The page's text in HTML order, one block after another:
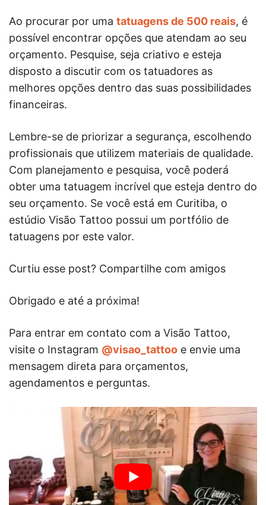
Ao procurar por uma tatuagens de 500 reais, é
possível encontrar opções que atendam ao seu
orçamento. Pesquise, seja criativo e esteja
disposto a discutir com os tatuadores as
melhores opções dentro das suas possibilidades
financeiras.
Lembre-se de priorizar a segurança, escolhendo
profissionais que utilizem materiais de qualidade.
Com planejamento e pesquisa, você poderá
obter uma tatuagem incrível que esteja dentro do
seu orçamento. Se você está em Curitiba, o
estúdio Visão Tattoo possui um portfólio de
tatuagens por este valor.
Curtiu esse post? Compartilhe com amigos
Obrigado e até a próxima!
Para entrar em contato com a Visão Tattoo,
visite o Instagram @visao_tattoo e envie uma
mensagem direta para orçamentos,
agendamentos e perguntas.